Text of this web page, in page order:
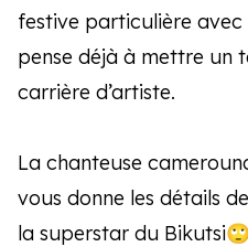
festive particulière avec
pense déjà à mettre un
carrière d’artiste.
La chanteuse
vous donne les détails
la superstar du